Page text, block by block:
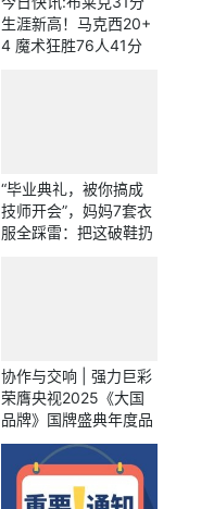
生涯新高！马克西20+
4 魔术狂胜76人41分
“毕业典礼，被你搞成
技师开会”，妈妈7套衣
服全踩雷：把这破鞋扔
协作与交响 | 强力巨彩
荣膺央视2025《大国
品牌》国牌盛典年度品
牌